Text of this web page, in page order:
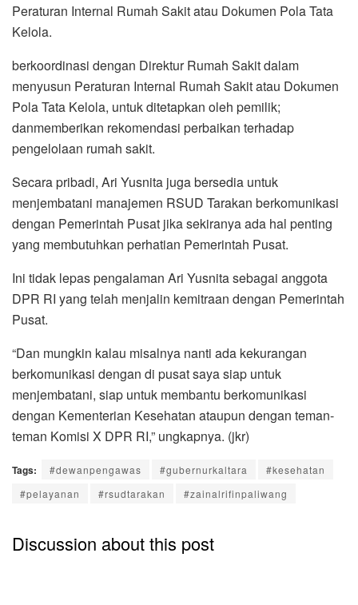
Peraturan Internal Rumah Sakit atau Dokumen Pola Tata
Kelola.
berkoordinasi dengan Direktur Rumah Sakit dalam
menyusun Peraturan Internal Rumah Sakit atau Dokumen
Pola Tata Kelola, untuk ditetapkan oleh pemilik;
danmemberikan rekomendasi perbaikan terhadap
pengelolaan rumah sakit.
Secara pribadi, Ari Yusnita juga bersedia untuk
menjembatani manajemen RSUD Tarakan berkomunikasi
dengan Pemerintah Pusat jika sekiranya ada hal penting
yang membutuhkan perhatian Pemerintah Pusat.
Ini tidak lepas pengalaman Ari Yusnita sebagai anggota
DPR RI yang telah menjalin kemitraan dengan Pemerintah
Pusat.
“Dan mungkin kalau misalnya nanti ada kekurangan
berkomunikasi dengan di pusat saya siap untuk
menjembatani, siap untuk membantu berkomunikasi
dengan Kementerian Kesehatan ataupun dengan teman-
teman Komisi X DPR RI,” ungkapnya. (jkr)
Tags: #dewanpengawas #gubernurkaltara
#kesehatan
#pelayanan
#rsudtarakan #zainalrifinpaliwang
Discussion about this post